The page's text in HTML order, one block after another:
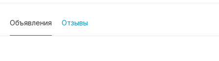
Объявления Отзывы